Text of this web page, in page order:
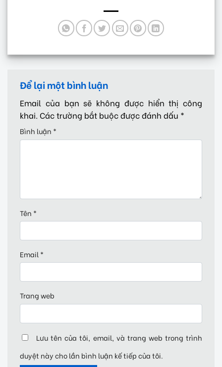
Để lại một bình luận
Email của bạn sẽ không được hiển thị công
khai. Các trường bắt buộc được đánh dấu *
Bình luận *
Tên *
Email *
Trang web
Lưu tên của tôi, email, và trang web trong trình
duyệt này cho lần bình luận kế tiếp của tôi.